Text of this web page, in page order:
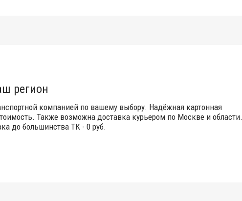
регион
компанией по вашему выбору. Надёжная картонная
Также возможна доставка курьером по Москве и области.
до большинства ТК - 0 руб.